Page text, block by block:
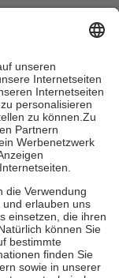
Höhe von zehn
die tatsächlichen
Apotheken.
beträgt die
Euro je
Gesundheit zu
zu unterstützen,
18. Lebensjahr
die von der